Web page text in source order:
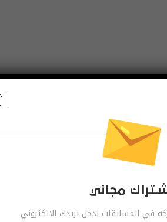
نحو الدلو الموجود في الأسفل،
مجاني
في المسابقات ادخل بريدك الالكتروني